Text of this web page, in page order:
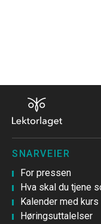
SNARVEIER
For pressen
Hva skal du tjene
Kalender med kurs
Høringsuttalelser